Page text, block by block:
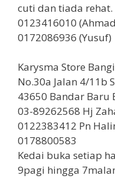
cuti dan tiada rehat.
0123416010
0172086936 (Yusuf)
Karysma Store Bangi
No.30a Jalan 4/11b
43650 Bandar Baru
03-89262568 Hj
0122383412 Pn
0178800583
Kedai buka setiap
9pagi hingga